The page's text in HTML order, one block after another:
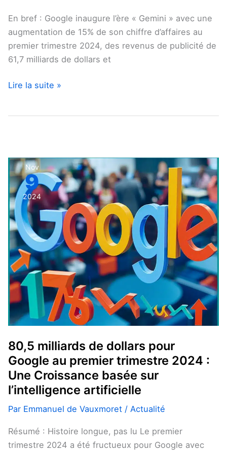
En bref : Google inaugure l’ère « Gemini » avec une
augmentation de 15% de son chiffre d’affaires au
premier trimestre 2024, des revenus de publicité de
61,7 milliards de dollars et
Lire la suite »
Nov
9
2024
80,5 milliards de dollars pour
Google au premier trimestre 2024 :
Une Croissance basée sur
l’intelligence artificielle
Par Emmanuel de Vauxmoret / Actualité
Résumé : Histoire longue, pas lu Le premier
trimestre 2024 a été fructueux pour Google avec
80,5
milliards
de
dollars
pour
Google
au
premier
trimestre
2024
:
Une
Croissance
basée
sur
l’intelligence
artificielle